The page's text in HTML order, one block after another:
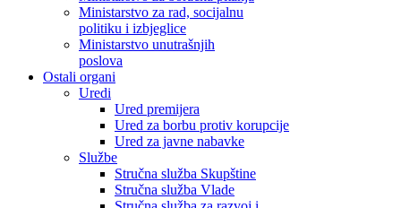
Ministarstvo za rad, socijalnu
politiku i izbjeglice
Ministarstvo unutrašnjih
poslova
Ostali organi
Uredi
Ured premijera
Ured za borbu protiv korupcije
Ured za javne nabavke
Službe
Stručna služba Skupštine
Stručna služba Vlade